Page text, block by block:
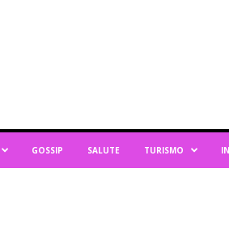
GOSSIP SALUTE TURISMO